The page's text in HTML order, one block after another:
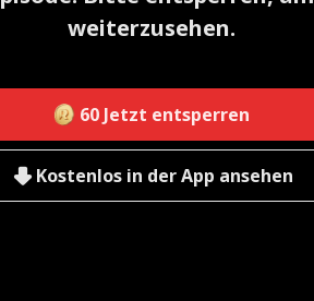
weiterzusehen.
60 Jetzt entsperren
Kostenlos in der App ansehen